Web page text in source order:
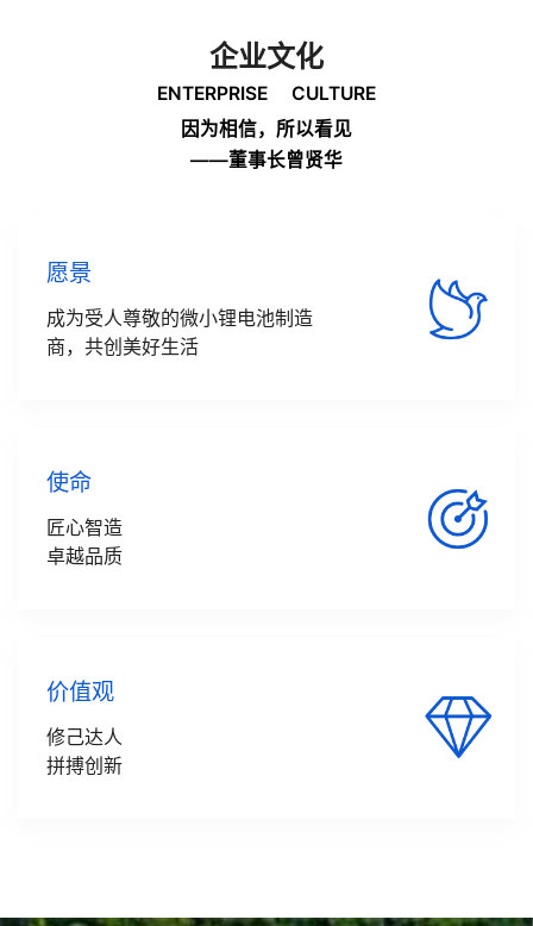
企业文化
ENTERPRISE CULTURE
因为相信，所以看见
——董事长曾贤华
愿景
成为受人尊敬的微小锂电池制造
商，共创美好生活
使命
匠心智造
卓越品质
价值观
修己达人
拼搏创新